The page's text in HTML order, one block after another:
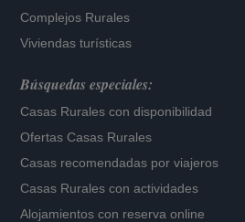
Complejos Rurales
Viviendas turísticas
Búsquedas especiales:
Casas Rurales con disponibilidad
Ofertas Casas Rurales
Casas recomendadas por viajeros
Casas Rurales con actividades
Alojamientos con reserva online